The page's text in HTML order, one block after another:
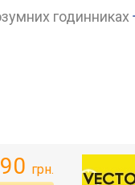
годинниках
грн.